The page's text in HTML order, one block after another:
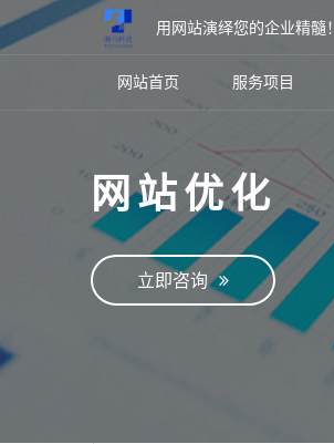
用网站演绎您的企业精髓！
网站首页 服务项目
网站优化
立即咨询